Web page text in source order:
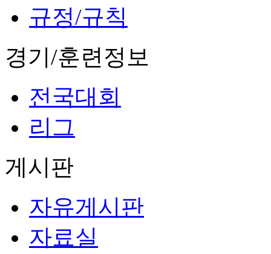
규정/규칙
경기/훈련정보
전국대회
리그
게시판
자유게시판
자료실